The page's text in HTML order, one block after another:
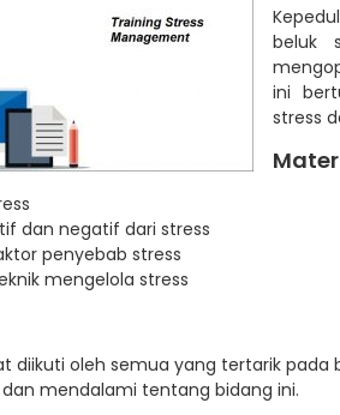
beluk
ini
stress
dan negatif dari stress
penyebab stress
mengelola stress
diikuti oleh semua yang tertarik pada
mendalami tentang bidang ini.